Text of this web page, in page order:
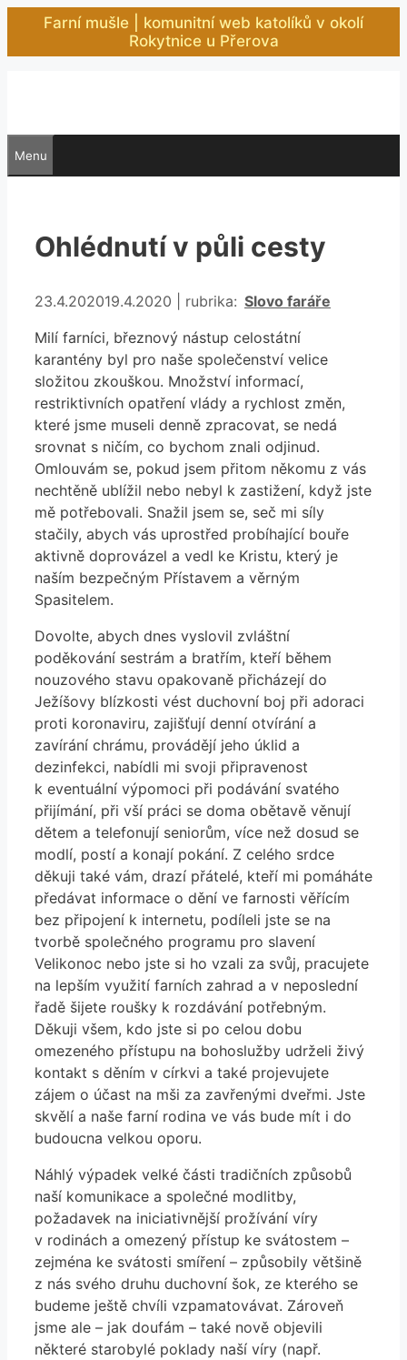
Přeskočit
obsah
Farní mušle | komunitní web katolíků v okolí
Rokytnice u Přerova
Menu
Ohlédnutí v půli cesty
23.4.202019.4.2020 rubrika: Rubriky
Slovo faráře
Milí farníci, březnový nástup celostátní
karantény byl pro naše společenství velice
složitou zkouškou. Množství informací,
restriktivních opatření vlády a rychlost změn,
které jsme museli denně zpracovat, se nedá
srovnat s ničím, co bychom znali odjinud.
Omlouvám se, pokud jsem přitom někomu z vás
nechtěně ublížil nebo nebyl k zastižení, když jste
mě potřebovali. Snažil jsem se, seč mi síly
stačily, abych vás uprostřed probíhající bouře
aktivně doprovázel a vedl ke Kristu, který je
naším bezpečným Přístavem a věrným
Spasitelem.
Dovolte, abych dnes vyslovil zvláštní
poděkování sestrám a bratřím, kteří během
nouzového stavu opakovaně přicházejí do
Ježíšovy blízkosti vést duchovní boj při adoraci
proti koronaviru, zajišťují denní otvírání a
zavírání chrámu, provádějí jeho úklid a
dezinfekci, nabídli mi svoji připravenost
k eventuální výpomoci při podávání svatého
přijímání, při vší práci se doma obětavě věnují
dětem a telefonují seniorům, více než dosud se
modlí, postí a konají pokání. Z celého srdce
děkuji také vám, drazí přátelé, kteří mi pomáháte
předávat informace o dění ve farnosti věřícím
bez připojení k internetu, podíleli jste se na
tvorbě společného programu pro slavení
Velikonoc nebo jste si ho vzali za svůj, pracujete
na lepším využití farních zahrad a v neposlední
řadě šijete roušky k rozdávání potřebným.
Děkuji všem, kdo jste si po celou dobu
omezeného přístupu na bohoslužby udrželi živý
kontakt s děním v církvi a také projevujete
zájem o účast na mši za zavřenými dveřmi. Jste
skvělí a naše farní rodina ve vás bude mít i do
budoucna velkou oporu.
Náhlý výpadek velké části tradičních způsobů
naší komunikace a společné modlitby,
požadavek na iniciativnější prožívání víry
v rodinách a omezený přístup ke svátostem –
zejména ke svátosti smíření – způsobily většině
z nás svého druhu duchovní šok, ze kterého se
budeme ještě chvíli vzpamatovávat. Zároveň
jsme ale – jak doufám – také nově objevili
některé starobylé poklady naší víry (např.